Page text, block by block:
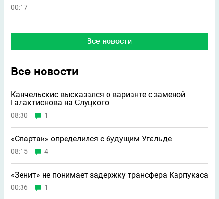
00:17
Все новости
Все новости
Канчельскис высказался о варианте с заменой
Галактионова на Слуцкого
08:30 1
«Спартак» определился с будущим Угальде
08:15 4
«Зенит» не понимает задержку трансфера Карпукаса
00:36 1